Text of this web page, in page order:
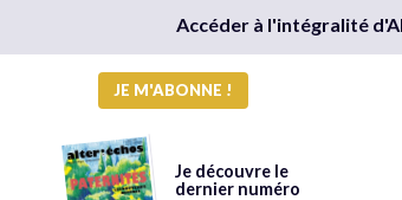
Accéder à l'intégralité
JE M'ABONNE !
Je découvre le
dernier numéro